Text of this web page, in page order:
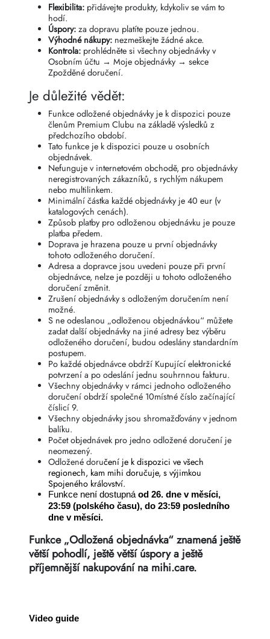
Flexibilita: přidávejte produkty, kdykoliv se vám to
hodí.
Úspory: za dopravu platíte pouze jednou.
Výhodné nákupy: nezmeškejte žádné akce.
Kontrola: prohlédněte si všechny objednávky v
Osobním účtu → Moje objednávky → sekce
Zpožděné doručení.
Je důležité vědět:
Funkce odložené objednávky je k dispozici pouze
členům Premium Clubu na základě výsledků z
předchozího období.
Tato funkce je k dispozici pouze u osobních
objednávek.
Nefunguje v internetovém obchodě, pro objednávky
neregistrovaných zákazníků, s rychlým nákupem
nebo multilinkem.
Minimální částka každé objednávky je 40 eur (v
katalogových cenách).
Způsob platby pro odloženou objednávku je pouze
platba předem.
Doprava je hrazena pouze u první objednávky
tohoto odloženého doručení.
Adresa a dopravce jsou uvedeni pouze při první
objednávce, nelze je později u tohoto odloženého
doručení změnit.
Zrušení objednávky s odloženým doručením není
možné.
S ne odeslanou „odloženou objednávkou“ můžete
zadat další objednávky na jiné adresy bez výběru
odloženého doručení, budou odeslány standardním
postupem.
Po každé objednávce obdrží Kupující elektronické
potvrzení a po odeslání jednu souhrnnou fakturu.
Všechny objednávky v rámci jednoho odloženého
doručení obdrží společné 10místné číslo začínající
číslicí 9.
Všechny objednávky jsou shromažďovány v jednom
balíku.
Počet objednávek pro jedno odložené doručení je
neomezený.
Odložené doručení je k dispozici ve všech
regionech, kam mihi doručuje, s výjimkou
Spojeného království.
Funkce není dostupnáod 26. dne v měsíci,
23:59 (polského času), do 23:59 posledního
dne v měsíci.
Funkce „Odložená objednávka“ znamená ještě
větší pohodlí, ještě větší úspory a ještě
příjemnější nakupování na mihi.care.
Video guide